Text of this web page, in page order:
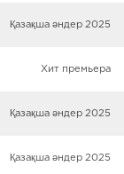
Қазақша әндер 2025
Хит премьера
Қазақша әндер 2025
Қазақша әндер 2025